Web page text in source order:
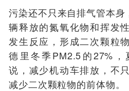
污染还不只来自排气管本
辆释放的氮氧化物和挥发
发生反应，形成二次颗粒
德里冬季PM2.5的27%
说，减少机动车排放，不
减少二次颗粒物的前体物。